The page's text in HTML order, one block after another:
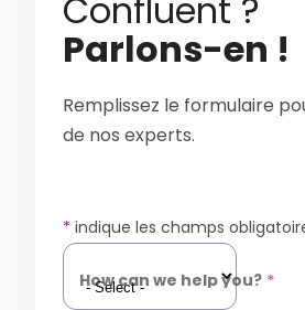
Confluent ?
Parlons-en !
Remplissez le formulaire
de nos experts.
* indique les champs
How can we help you? *